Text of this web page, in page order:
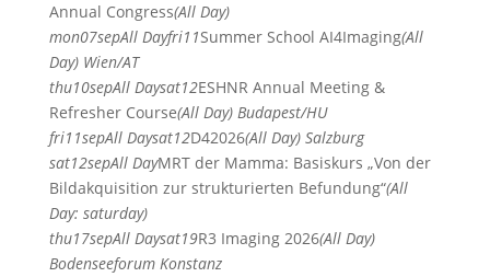
Annual Congress(All Day)
mon07sepAll Dayfri11Summer School AI4Imaging(All
Day) Wien/AT
thu10sepAll Daysat12ESHNR Annual Meeting &
Refresher Course(All Day) Budapest/HU
fri11sepAll Daysat12D42026(All Day) Salzburg
sat12sepAll DayMRT der Mamma: Basiskurs „Von der
Bildakquisition zur strukturierten Befundung“(All
Day: saturday)
thu17sepAll Daysat19R3 Imaging 2026(All Day)
Bodenseeforum Konstanz